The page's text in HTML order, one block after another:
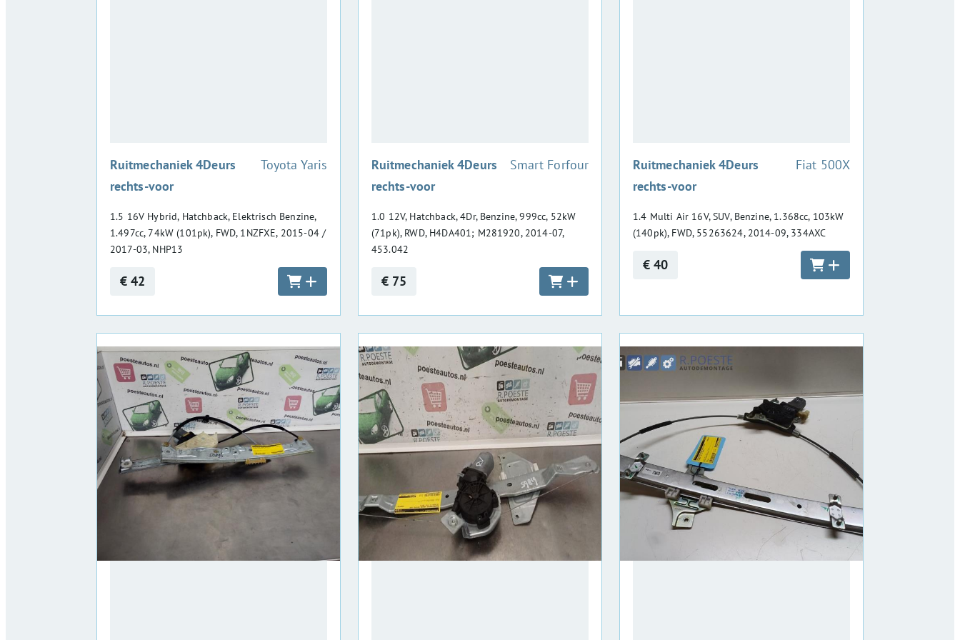
Ruitmechaniek 4Deurs
rechts-voor
:Toyota Yaris
1.5 16V Hybrid, Hatchback, Elektrisch Benzine,
1.497cc, 74kW (101pk), FWD, 1NZFXE, 2015-04 /
2017-03, NHP13
€ 42
Ruitmechaniek 4Deurs
rechts-voor
:Smart Forfour
1.0 12V, Hatchback, 4Dr, Benzine, 999cc, 52kW
(71pk), RWD, H4DA401; M281920, 2014-07,
453.042
€ 75
Ruitmechaniek 4Deurs
rechts-voor
:Fiat 500X
1.4 Multi Air 16V, SUV, Benzine, 1.368cc, 103kW
(140pk), FWD, 55263624, 2014-09, 334AXC
€ 40